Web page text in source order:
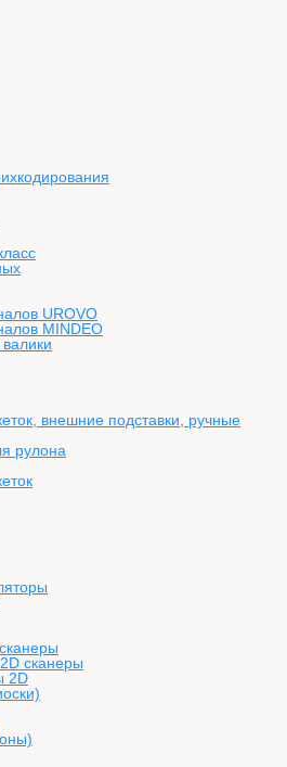
UROVO
MINDEO
внешние подставки, ручные
рулона
сканеры
2D